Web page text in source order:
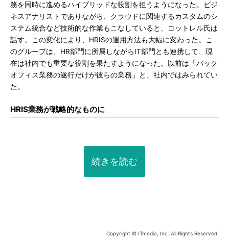
務を同時に進めるハイブリッドな役割を担うようになった。ビジ
ネスアナリストでありながら、クラウドに関連するカスタムのシ
ステム統合など技術的な作業もこなしていると、コットレル氏は
話す。この変化により、HRISの運用方法も大幅に変わった。こ
のグループは、HR部門に所属しながらIT部門とも連携して、現
在は社内でも重要な役割を果たすようになった。以前は「バック
オフィス業務の遂行だけが彼らの業務」と、社内ではみられてい
た。
HRIS業務が戦略的なものに
続きを読む
Copyright © ITmedia, Inc. All Rights Reserved.